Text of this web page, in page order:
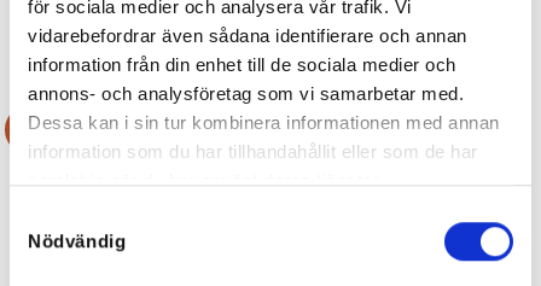
för sociala medier och analysera vår trafik. Vi
vidarebefordrar även sådana identifierare och annan
information från din enhet till de sociala medier och
annons- och analysföretag som vi samarbetar med.
Dessa kan i sin tur kombinera informationen med annan
information som du har tillhandahållit eller som de har
samlat in när du har använt deras tjänster.
Nödvändig
Rea! Rea!